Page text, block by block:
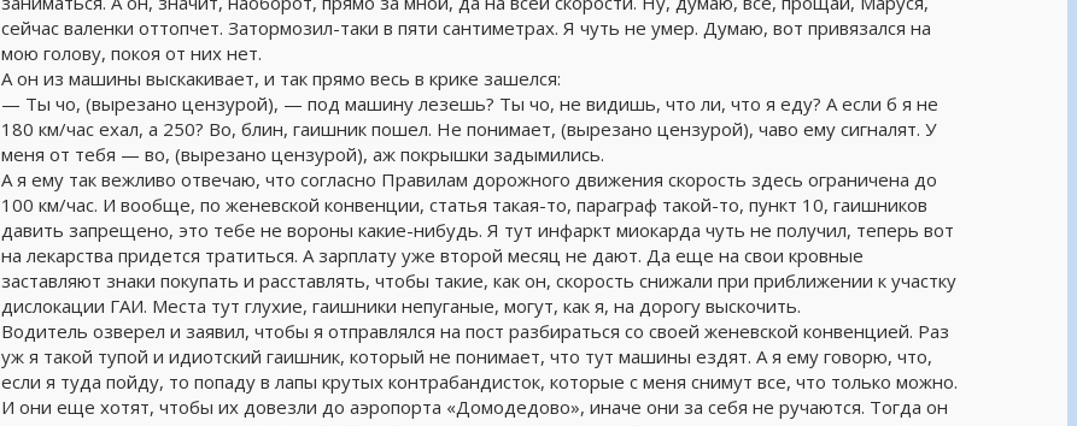
сейчас валенки оттопчет. Затормозил-таки в пяти сантиметрах. Я чуть не умер. Думаю, вот привязался на
мою голову, покоя от них нет.
А он из машины выскакивает, и так прямо весь в крике зашелся:
— Ты чо, (вырезано цензурой), — под машину лезешь? Ты чо, не видишь, что ли, что я еду? А если б я не
180 км/час ехал, а 250? Во, блин, гаишник пошел. Не понимает, (вырезано цензурой), чаво ему сигналят. У
меня от тебя — во, (вырезано цензурой), аж покрышки задымились.
А я ему так вежливо отвечаю, что согласно Правилам дорожного движения скорость здесь ограничена до
100 км/час. И вообще, по женевской конвенции, статья такая-то, параграф такой-то, пункт 10, гаишников
давить запрещено, это тебе не вороны какие-нибудь. Я тут инфаркт миокарда чуть не получил, теперь вот
на лекарства придется тратиться. А зарплату уже второй месяц не дают. Да еще на свои кровные
заставляют знаки покупать и расставлять, чтобы такие, как он, скорость снижали при приближении к участку
дислокации ГАИ. Места тут глухие, гаишники непуганые, могут, как я, на дорогу выскочить.
Водитель озверел и заявил, чтобы я отправлялся на пост разбираться со своей женевской конвенцией. Раз
уж я такой тупой и идиотский гаишник, который не понимает, что тут машины ездят. А я ему говорю, что,
если я туда пойду, то попаду в лапы крутых контрабандисток, которые с меня снимут все, что только можно.
И они еще хотят, чтобы их довезли до аэропорта «Домодедово», иначе они за себя не ручаются. Тогда он